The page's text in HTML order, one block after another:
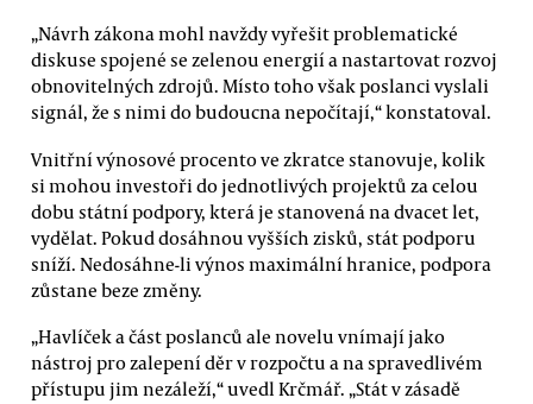
„Návrh zákona mohl navždy vyřešit problematické
diskuse spojené se zelenou energií a nastartovat rozvoj
obnovitelných zdrojů. Místo toho však poslanci vyslali
signál, že s nimi do budoucna nepočítají,“ konstatoval.
Vnitřní výnosové procento ve zkratce stanovuje, kolik
si mohou investoři do jednotlivých projektů za celou
dobu státní podpory, která je stanovená na dvacet let,
vydělat. Pokud dosáhnou vyšších zisků, stát podporu
sníží. Nedosáhne-li výnos maximální hranice, podpora
zůstane beze změny.
„Havlíček a část poslanců ale novelu vnímají jako
nástroj pro zalepení děr v rozpočtu a na spravedlivém
přístupu jim nezáleží,“ uvedl Krčmář. „Stát v zásadě